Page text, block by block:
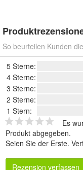
So beurteilen Kunden
5 Sterne:
4 Sterne:
3 Sterne:
2 Sterne:
1 Stern:
Es
Produkt abgegeben.
Seien Sie der Erste.
Rezension verfassen